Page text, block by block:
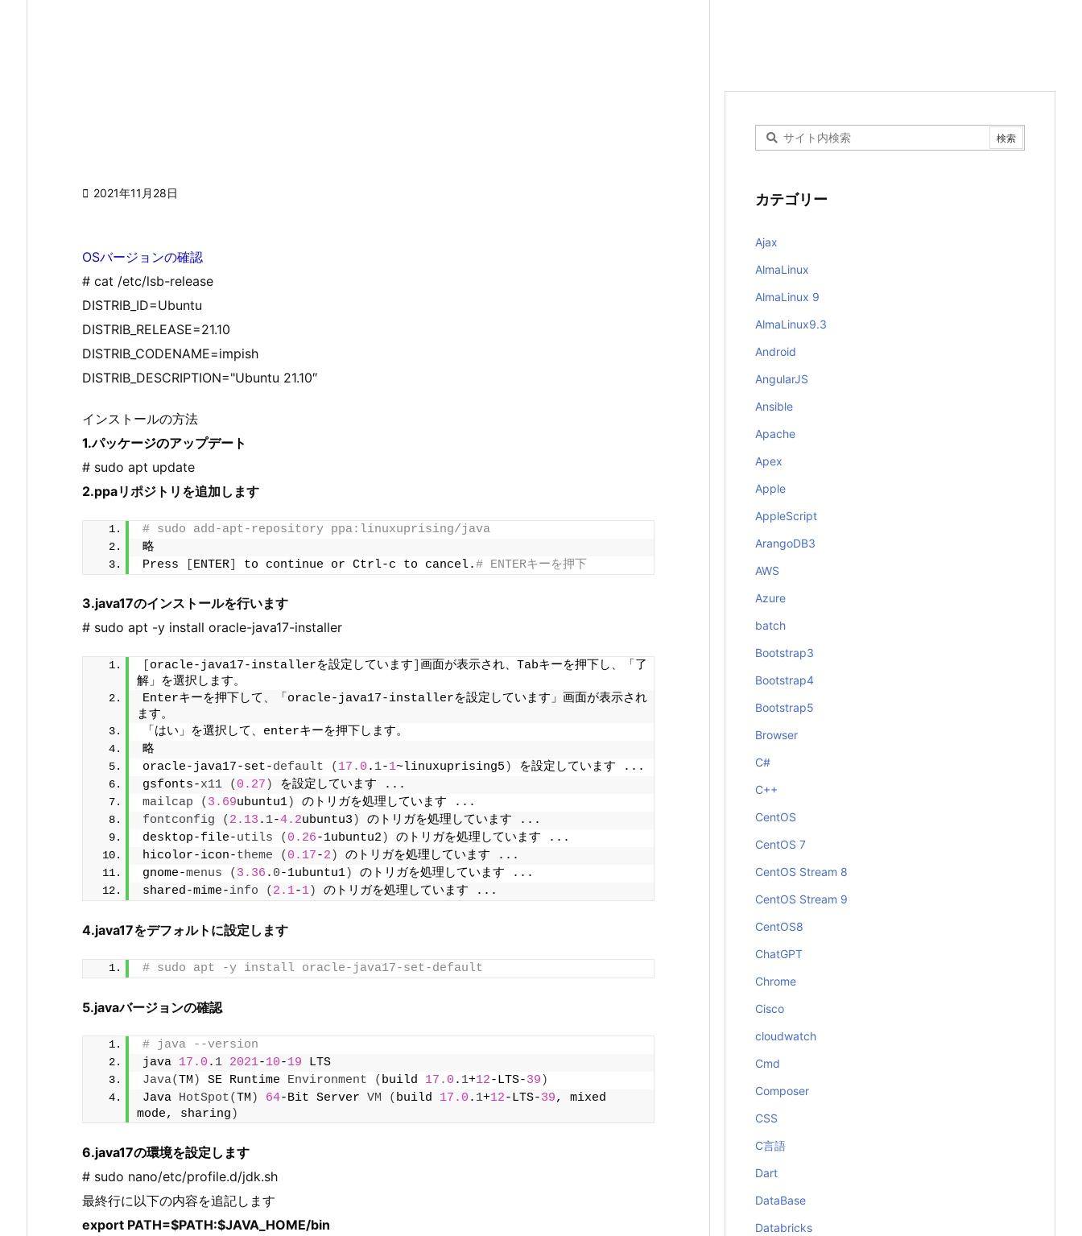
 2021年11月28日
OSバージョンの確認
# cat /etc/lsb-release
DISTRIB_ID=Ubuntu
DISTRIB_RELEASE=21.10
DISTRIB_CODENAME=impish
DISTRIB_DESCRIPTION="Ubuntu 21.10″
インストールの方法
1.パッケージのアップデート
# sudo apt update
2.ppaリポジトリを追加します
# sudo add-apt-repository ppa:linuxuprising/java
略
Press
ENTER to continue or Ctrl-c to cancel.# ENTERキーを押下
3.java17のインストールを行います
# sudo apt -y install oracle-java17-installer
oracle-java17-installerを設定しています
画面が表示され、Tabキーを押下し、「了
解」を選択します。
Enterキーを押下して、「oracle-java17-installerを設定しています」画面が表示され
ます。
「はい」を選択して、enterキーを押下します。
略
oracle-java17-set-default ( 17.0 . 1-1~linuxuprising5 )
を設定しています ...
gsfonts-x11 ( 0.27 )
を設定しています ...
mailcap
( 3.69ubuntu1)
のトリガを処理しています ...
fontconfig
( 2.13 . 1-4.2ubuntu3 )
のトリガを処理しています ...
desktop-file-utils ( 0.26-1ubuntu2 )
のトリガを処理しています ...
hicolor-icon-theme ( 0.17-2 )
のトリガを処理しています ...
gnome-menus ( 3.36 . 0-1ubuntu1)
のトリガを処理しています ...
shared-mime-info ( 2.1-1) のトリガを処理しています ...
4.java17をデフォルトに設定します
# sudo apt -y install oracle-java17-set-default
5.javaバージョンの確認
# java --version
java 17.0 . 1 2021-10-19 LTS
Java(TM ) SE Runtime Environment ( build 17.0 . 1+12-LTS-39 )
Java HotSpot(TM ) 64-Bit Server VM ( build 17.0 . 1+12-LTS-39, mixed
mode, sharing )
6.java17の環境を設定します
# sudo nano/etc/profile.d/jdk.sh
最終行に以下の内容を追記します
export PATH=$PATH:$JAVA_HOME/bin
カテゴリー
Ajax
AlmaLinux
AlmaLinux 9
AlmaLinux9.3
Android
AngularJS
Ansible
Apache
Apex
Apple
AppleScript
ArangoDB3
AWS
Azure
batch
Bootstrap3
Bootstrap4
Bootstrap5
Browser
C#
C++
CentOS
CentOS 7
CentOS Stream 8
CentOS Stream 9
CentOS8
ChatGPT
Chrome
Cisco
cloudwatch
Cmd
Composer
CSS
C言語
Dart
DataBase
Databricks